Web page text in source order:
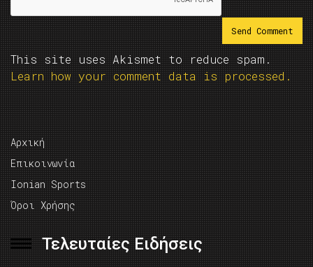
This site uses Akismet to reduce spam.
Learn how your comment data is processed.
Αρχική
Επικοινωνία
Ionian Sports
Όροι Χρήσης
Τελευταίες Ειδήσεις